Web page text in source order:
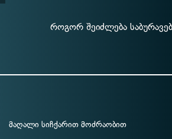
როგორ შეიძლება
მაღალი სიჩქარით მოძრაობით